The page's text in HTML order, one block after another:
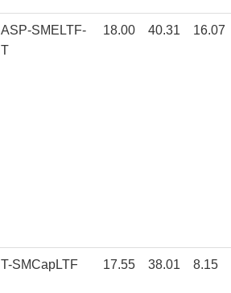
ASP-SMELTF-
T
18.00 40.31 16.07
T-SMCapLTF 17.55 38.01 8.15